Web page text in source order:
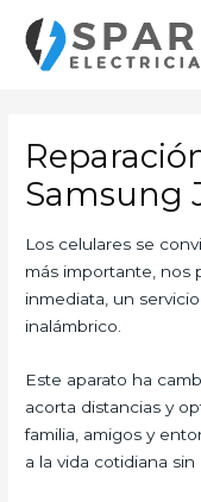
contenido
Samsung
Los celulares se
más importante, nos
inmediata, un
inalámbrico.
Este aparato ha
acorta distancias y
familia, amigos y
a la vida cotidiana